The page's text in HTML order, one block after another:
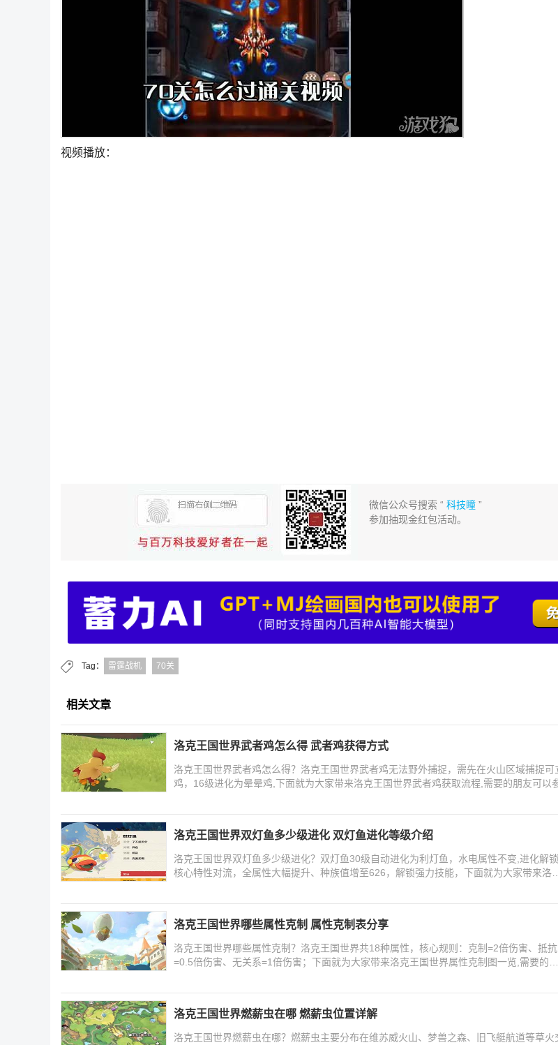
视频播放：
微信公众号搜索 “科技瞳 ”
参加抽现金红包活动。
Tag： 雷霆战机 70关
相关文章
洛克王国世界武者鸡怎么得 武者鸡获得方式
洛克王国世界武者鸡怎么得？洛克王国世界武者鸡无法野外捕捉，需先在火山区域捕捉可
鸡，16级进化为晕晕鸡,下面就为大家带来洛克王国世界武者鸡获取流程,需要的朋友可以
洛克王国世界双灯鱼多少级进化 双灯鱼进化等级介绍
洛克王国世界双灯鱼多少级进化？双灯鱼30级自动进化为利灯鱼，水电属性不变,进化解锁
核心特性对流，全属性大幅提升、种族值增至626，解锁强力技能，下面就为大家带来洛克
洛克王国世界哪些属性克制 属性克制表分享
洛克王国世界哪些属性克制？洛克王国世界共18种属性，核心规则：克制=2倍伤害、抵抗
=0.5倍伤害、无关系=1倍伤害；下面就为大家带来洛克王国世界属性克制图一览,需要的朋
洛克王国世界燃薪虫在哪 燃薪虫位置详解
洛克王国世界燃薪虫在哪？燃薪虫主要分布在维苏威火山、梦兽之森、旧飞艇航道等草火